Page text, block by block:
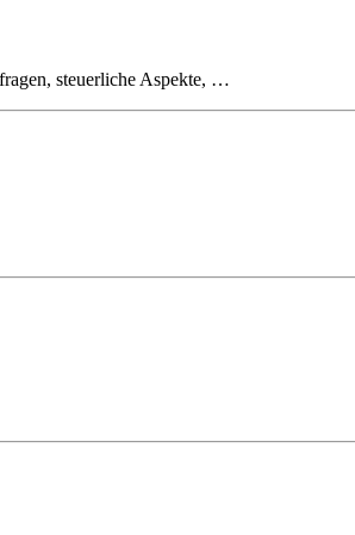
steuerliche Aspekte, …